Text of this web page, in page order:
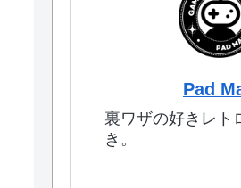
Pad
裏ワザの好きレト
き。